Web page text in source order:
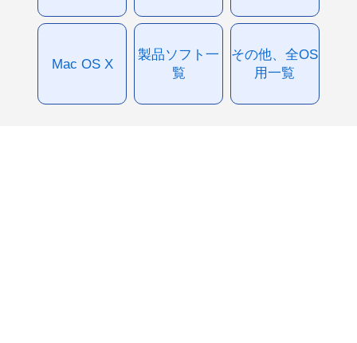
Mac OS X
製品ソフト一
覧
その他、全OS
用一覧